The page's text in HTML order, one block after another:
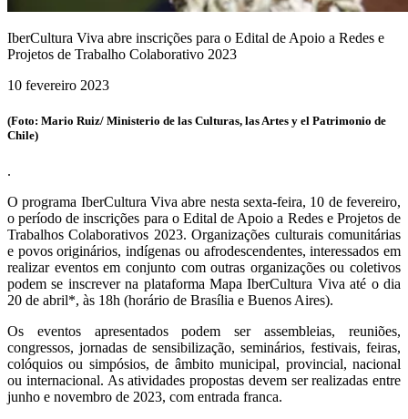
IberCultura Viva abre inscrições para o Edital de Apoio a Redes e
Projetos de Trabalho Colaborativo 2023
10 fevereiro 2023
(Foto: Mario Ruiz/ Ministerio de las Culturas, las Artes y el Patrimonio de
Chile)
.
O programa IberCultura Viva abre nesta sexta-feira, 10 de fevereiro,
o período de inscrições para o Edital de Apoio a Redes e Projetos de
Trabalhos Colaborativos 2023. Organizações culturais comunitárias
e povos originários, indígenas ou afrodescendentes, interessados em
realizar eventos em conjunto com outras organizações ou coletivos
podem se inscrever na plataforma Mapa IberCultura Viva até o dia
20 de abril*, às 18h (horário de Brasília e Buenos Aires).
Os eventos apresentados podem ser assembleias, reuniões,
congressos, jornadas de sensibilização, seminários, festivais, feiras,
colóquios ou simpósios, de âmbito municipal, provincial, nacional
ou internacional. As atividades propostas devem ser realizadas entre
junho e novembro de 2023, com entrada franca.